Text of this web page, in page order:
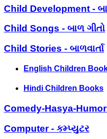
Child Development -
Child Songs - બાળ ગીતો
Child Stories - બાળવાર્તા
English Children
Hindi Children Books
Comedy-Hasya-
Computer - કમ્પ્યુટર